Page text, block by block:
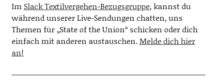
Im Slack Textilvergehen-Bezugsgruppe, kannst du
während unserer Live-Sendungen chatten, uns
Themen für „State of the Union“ schicken oder dich
einfach mit anderen austauschen.Melde dich hier
an!